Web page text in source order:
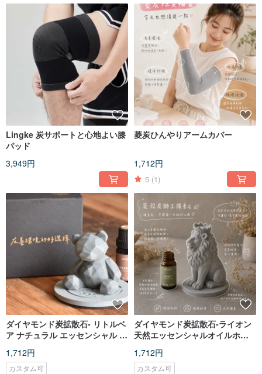
Lingke 炭サポートと心地よい膝
パッド
3,949円
菱炭ひんやりアームカバー
1,712円
5 (1)
ダイヤモンド炭拡散石- リトルベ
ア ナチュラル エッセンシャル オ
1,712円
カスタム可
ダイヤモンド炭拡散石-ライオン
天然エッセンシャルオイルホー
1,712円
カスタム可